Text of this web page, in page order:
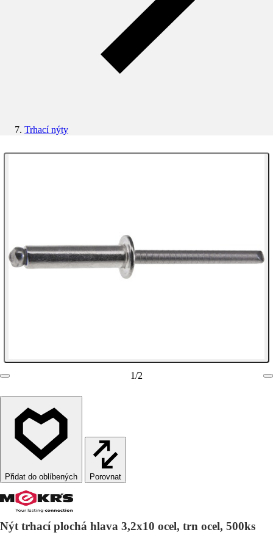
Trhací nýty
1/2
Porovnat
Nýt trhací plochá hlava 3,2x10 ocel, trn ocel, 500ks